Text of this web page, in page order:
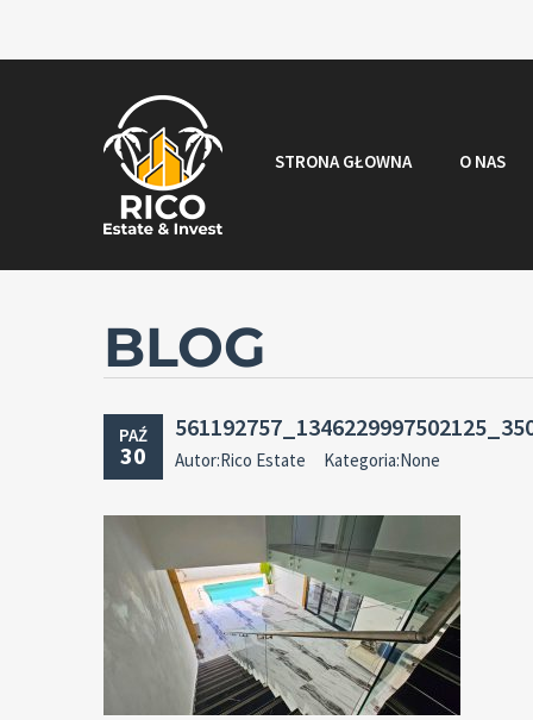
STRONA GŁOWNA O NAS
BLOG
PAŹ
30 Autor:Rico Estate Kategoria:None